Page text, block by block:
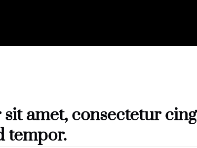
amet, consectetur cing
tempor.